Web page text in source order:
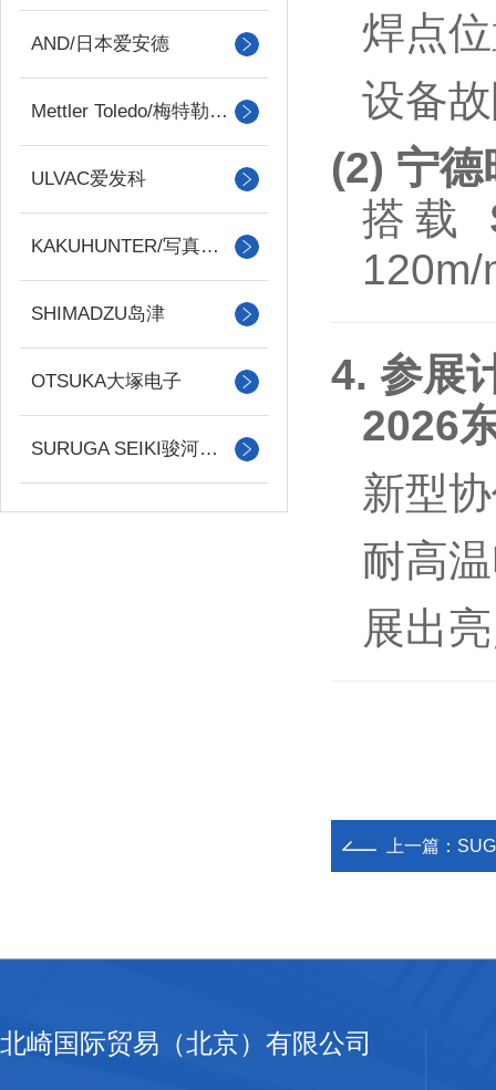
AND/日本爱安德
Mettler Toledo/梅特勒托利多
ULVAC爱发科
KAKUHUNTER/写真化学
SHIMADZU岛津
OTSUKA大塚电子
SURUGA SEIKI骏河精机
焊点
设备
(2) 宁
搭载
4. 参展
2026
新型
耐高
展出
上一篇：
北崎国际贸易（北京）有限公司